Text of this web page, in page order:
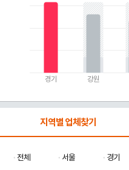
경기 강원
지역별 업체찾기
전체 서울 경기